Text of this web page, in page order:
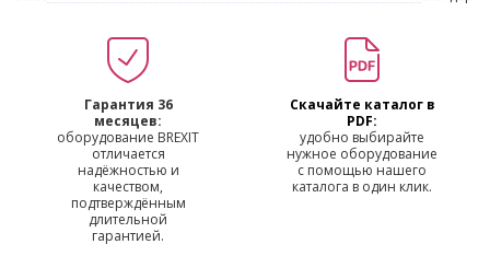
Гарантия 36
месяцев:
оборудование BREXIT
отличается
надёжностью и
качеством,
подтверждённым
длительной
гарантией.
Скачайте каталог в
PDF:
удобно выбирайте
нужное оборудование
с помощью нашего
каталога в один клик.